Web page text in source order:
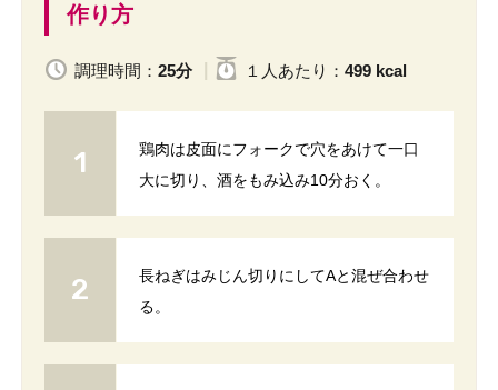
作り方
調理時間： 25分 １人 あたり ： 499 kcal
鶏肉は皮面にフォークで穴をあけて一口
大に切り、酒をもみ込み10分おく。
長ねぎはみじん切りにしてAと混ぜ合わせ
る。